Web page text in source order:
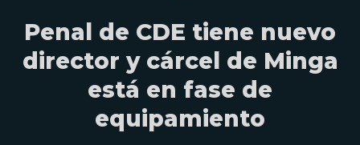
Penal de CDE tiene nuevo
director y cárcel de Minga
está en fase de
equipamiento